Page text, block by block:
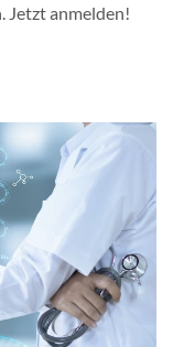
Jetzt an­mel­den!